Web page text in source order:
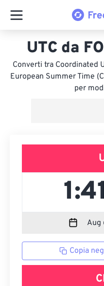
UTC da
Converti tra Coordinated
European Summer Time
per
Copia